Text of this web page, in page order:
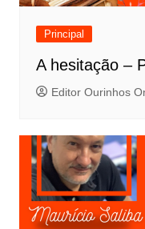
Principal
A hesitação –
Editor Ourinhos